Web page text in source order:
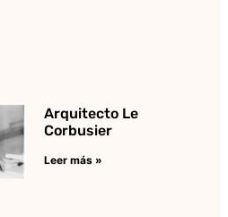
Arquitecto Le
Corbusier
Leer más »